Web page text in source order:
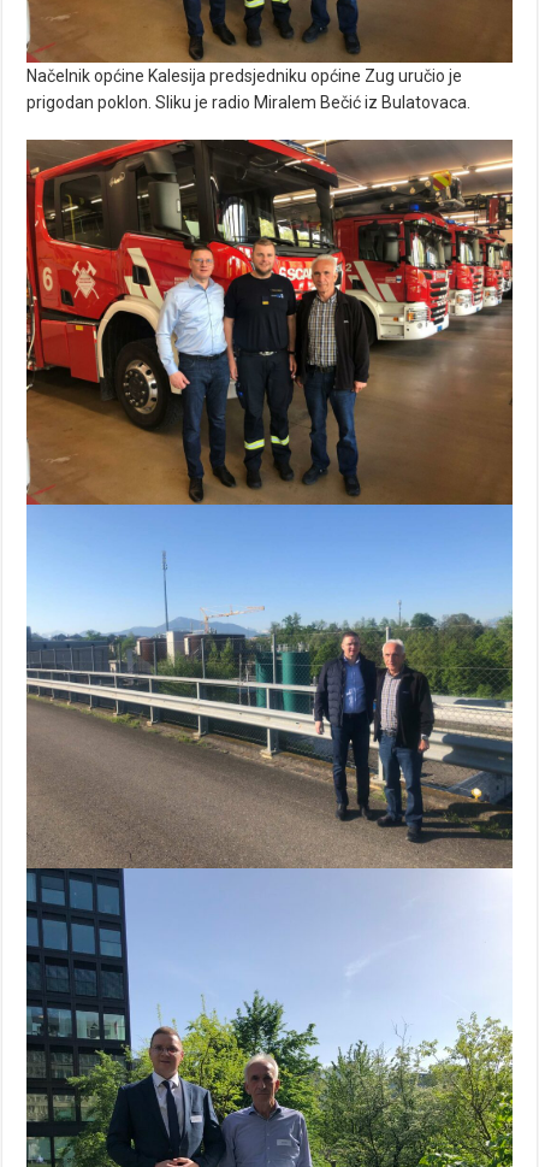
Načelnik općine Kalesija predsjedniku općine Zug uručio je
prigodan poklon. Sliku je radio Miralem Bečić iz Bulatovaca.